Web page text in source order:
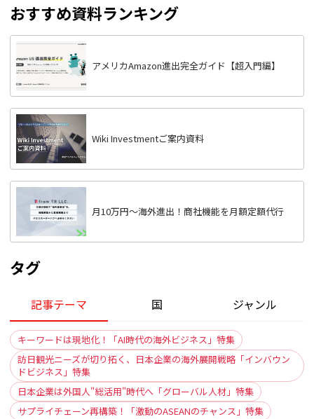
おすすめ資料ランキング
アメリカAmazon進出完全ガイド【超入門編】
Wiki Investmentご案内資料
月10万円〜海外進出！商社機能を月額定額代行
タグ
記事テーマ 国 ジャンル
キーワードは現地化！「AI時代の海外ビジネス」特集
訪日観光ニーズが切り拓く、日本企業の海外展開戦略「インバウン
ドビジネス」特集
日本企業は外国人"総活用"時代へ「グローバル人材」特集
サプライチェーン再構築！「激動のASEANのチャンス」特集